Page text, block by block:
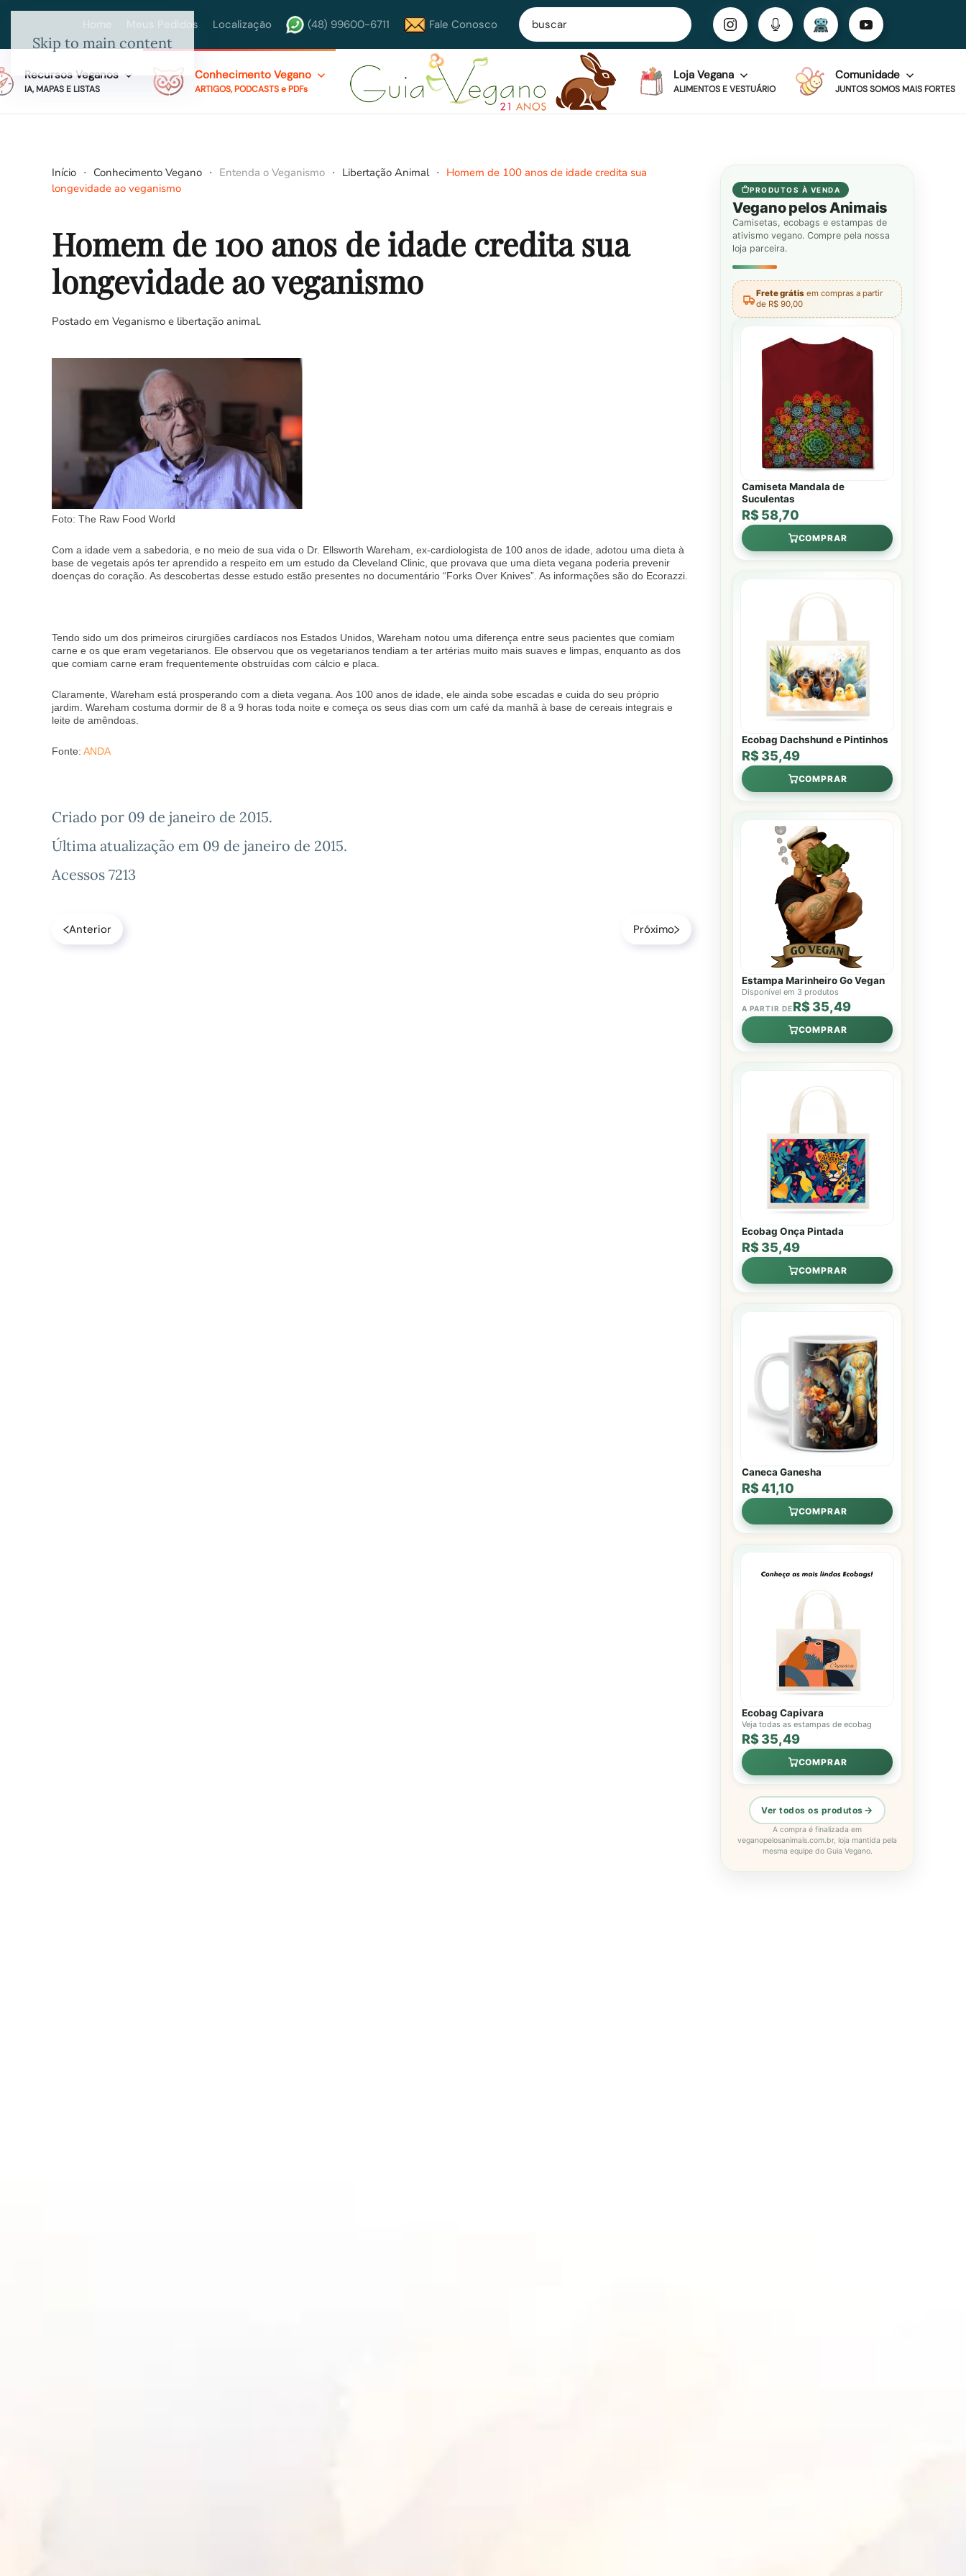
Skip to main content
Home Meus Pedidos Localização (48) 99600-6711 Fale Conosco
Recursos Veganos
IA, MAPAS E LISTAS
Conhecimento Vegano
ARTIGOS, PODCASTS e PDFs
Loja Vegana
ALIMENTOS E VESTUÁRIO
Comunidade
JUNTOS SOMOS MAIS FORTES
Início Conhecimento Vegano Entenda o Veganismo Libertação Animal
Homem de 100 anos de idade credita sua
longevidade ao veganismo
Homem de 100 anos de idade credita sua
longevidade ao veganismo
Postado em Veganismo e libertação animal.
Foto: The Raw Food World
Com a idade vem a sabedoria, e no meio de sua vida o Dr. Ellsworth Wareham, ex-cardiologista de 100 anos de idade, adotou uma dieta à
base de vegetais após ter aprendido a respeito em um estudo da Cleveland Clinic, que provava que uma dieta vegana poderia prevenir
doenças do coração. As descobertas desse estudo estão presentes no documentário “Forks Over Knives”. As informações são do Ecorazzi.
Tendo sido um dos primeiros cirurgiões cardíacos nos Estados Unidos, Wareham notou uma diferença entre seus pacientes que comiam
carne e os que eram vegetarianos. Ele observou que os vegetarianos tendiam a ter artérias muito mais suaves e limpas, enquanto as dos
que comiam carne eram frequentemente obstruídas com cálcio e placa.
Claramente, Wareham está prosperando com a dieta vegana. Aos 100 anos de idade, ele ainda sobe escadas e cuida do seu próprio
jardim. Wareham costuma dormir de 8 a 9 horas toda noite e começa os seus dias com um café da manhã à base de cereais integrais e
leite de amêndoas.
Fonte: ANDA
Criado por 09 de janeiro de 2015.
Última atualização em 09 de janeiro de 2015.
Acessos 7213
Anterior Próximo
PRODUTOS À VENDA
Vegano pelos Animais
Camisetas, ecobags e estampas de
ativismo vegano. Compre pela nossa
loja parceira.
Frete grátis em compras a partir
de R$ 90,00
Camiseta Mandala de
Suculentas
R$ 58,70
COMPRAR
Ecobag Dachshund e Pintinhos
R$ 35,49
COMPRAR
Estampa Marinheiro Go Vegan
Disponível em 3 produtos
A PARTIR DER$ 35,49
COMPRAR
Ecobag Onça Pintada
R$ 35,49
COMPRAR
Caneca Ganesha
R$ 41,10
COMPRAR
Ecobag Capivara
Veja todas as estampas de ecobag
R$ 35,49
COMPRAR
Ver todos os produtos
A compra é finalizada em
veganopelosanimais.com.br, loja mantida pela
mesma equipe do Guia Vegano.